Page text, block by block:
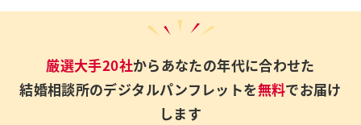
厳選大手20社からあなたの年代に合わせた
結婚相談所のデジタルパンフレットを無料でお届け
します